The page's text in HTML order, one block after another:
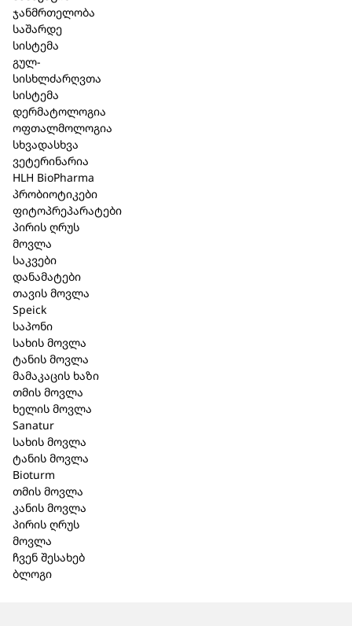
ჯანმრთელობა
საშარდე
სისტემა
გულ-
სისხლძარღვთა
სისტემა
დერმატოლოგია
ოფთალმოლოგია
სხვადასხვა
ვეტერინარია
HLH BioPharma
პრობიოტიკები
ფიტოპრეპარატები
პირის ღრუს
მოვლა
საკვები
დანამატები
თავის მოვლა
Speick
საპონი
სახის მოვლა
ტანის მოვლა
მამაკაცის ხაზი
თმის მოვლა
ხელის მოვლა
Sanatur
სახის მოვლა
ტანის მოვლა
Bioturm
თმის მოვლა
კანის მოვლა
პირის ღრუს
მოვლა
ჩვენ შესახებ
ბლოგი
Bioturm – ქერტლის
საწინააღმდეგო
თმის ტონიკი 150
მლ. (339)
23,10 ₾